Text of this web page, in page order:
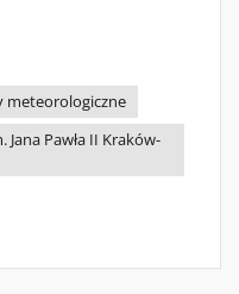
meteorologiczne
Pawła II Kraków-